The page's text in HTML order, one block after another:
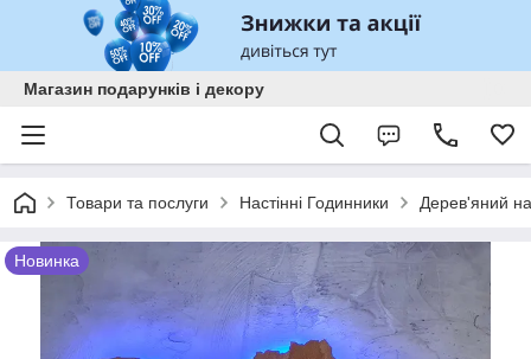
Магазин подарунків і декору
Товари та послуги Настінні Годинники Дерев'яний
Новинка